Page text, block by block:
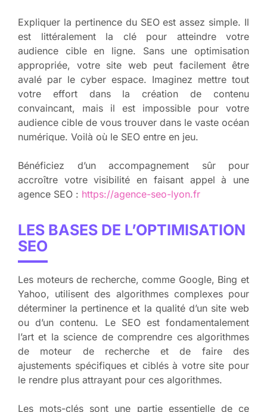
Expliquer la pertinence du SEO est assez simple. Il
est littéralement la clé pour atteindre votre
audience cible en ligne. Sans une optimisation
appropriée, votre site web peut facilement être
avalé par le cyber espace. Imaginez mettre tout
votre effort dans la création de contenu
convaincant, mais il est impossible pour votre
audience cible de vous trouver dans le vaste océan
numérique. Voilà où le SEO entre en jeu.
Bénéficiez d’un accompagnement sûr pour
accroître votre visibilité en faisant appel à une
agence SEO : https://agence-seo-lyon.fr
LES BASES DE L’OPTIMISATION
SEO
Les moteurs de recherche, comme Google, Bing et
Yahoo, utilisent des algorithmes complexes pour
déterminer la pertinence et la qualité d’un site web
ou d’un contenu. Le SEO est fondamentalement
l’art et la science de comprendre ces algorithmes
de moteur de recherche et de faire des
ajustements spécifiques et ciblés à votre site pour
le rendre plus attrayant pour ces algorithmes.
Les mots-clés sont une partie essentielle de ce